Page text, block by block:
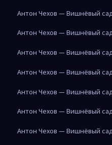
Антон Чехов — Вишнёвый сад
Антон Чехов — Вишнёвый
Антон Чехов — Вишнёвый
Антон Чехов — Вишнёвый
Антон Чехов — Вишнёвый сад
Антон Чехов — Вишнёвый
Антон Чехов — Вишнёвый